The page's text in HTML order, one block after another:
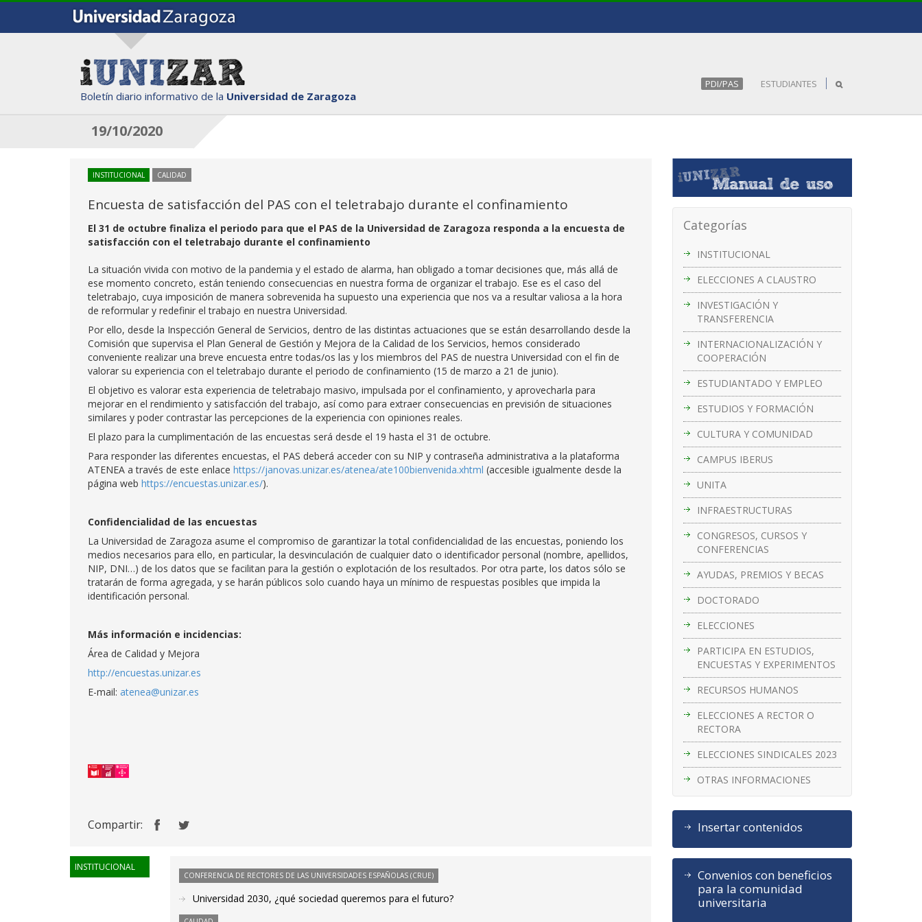
Boletín diario informativo de la Universidad de Zaragoza
PDI/PAS ESTUDIANTES
19/10/2020
Categorías
INSTITUCIONAL
ELECCIONES A CLAUSTRO
INVESTIGACIÓN Y
TRANSFERENCIA
INTERNACIONALIZACIÓN Y
COOPERACIÓN
ESTUDIANTADO Y EMPLEO
ESTUDIOS Y FORMACIÓN
CULTURA Y COMUNIDAD
CAMPUS IBERUS
UNITA
INFRAESTRUCTURAS
CONGRESOS, CURSOS Y
CONFERENCIAS
AYUDAS, PREMIOS Y BECAS
DOCTORADO
ELECCIONES
PARTICIPA EN ESTUDIOS,
ENCUESTAS Y EXPERIMENTOS
RECURSOS HUMANOS
ELECCIONES A RECTOR O
RECTORA
ELECCIONES SINDICALES 2023
OTRAS INFORMACIONES
Insertar contenidos
Convenios con beneficios
para la comunidad
universitaria
INSTITUCIONAL CALIDAD
Encuesta de satisfacción del PAS con el teletrabajo durante el confinamiento
El 31 de octubre finaliza el periodo para que el PAS de la Universidad de Zaragoza responda a la encuesta de
satisfacción con el teletrabajo durante el confinamiento
La situación vivida con motivo de la pandemia y el estado de alarma, han obligado a tomar decisiones que, más allá de
ese momento concreto, están teniendo consecuencias en nuestra forma de organizar el trabajo. Ese es el caso del
teletrabajo, cuya imposición de manera sobrevenida ha supuesto una experiencia que nos va a resultar valiosa a la hora
de reformular y redefinir el trabajo en nuestra Universidad.
Por ello, desde la Inspección General de Servicios, dentro de las distintas actuaciones que se están desarrollando desde la
Comisión que supervisa el Plan General de Gestión y Mejora de la Calidad de los Servicios, hemos considerado
conveniente realizar una breve encuesta entre todas/os las y los miembros del PAS de nuestra Universidad con el fin de
valorar su experiencia con el teletrabajo durante el periodo de confinamiento (15 de marzo a 21 de junio).
El objetivo es valorar esta experiencia de teletrabajo masivo, impulsada por el confinamiento, y aprovecharla para
mejorar en el rendimiento y satisfacción del trabajo, así como para extraer consecuencias en previsión de situaciones
similares y poder contrastar las percepciones de la experiencia con opiniones reales.
El plazo para la cumplimentación de las encuestas será desde el 19 hasta el 31 de octubre.
Para responder las diferentes encuestas, el PAS deberá acceder con su NIP y contraseña administrativa a la plataforma
ATENEA a través de este enlace https://janovas.unizar.es/atenea/ate100bienvenida.xhtml (accesible igualmente desde la
página web https://encuestas.unizar.es/).
Confidencialidad de las encuestas
La Universidad de Zaragoza asume el compromiso de garantizar la total confidencialidad de las encuestas, poniendo los
medios necesarios para ello, en particular, la desvinculación de cualquier dato o identificador personal (nombre, apellidos,
NIP, DNI…) de los datos que se facilitan para la gestión o explotación de los resultados. Por otra parte, los datos sólo se
tratarán de forma agregada, y se harán públicos solo cuando haya un mínimo de respuestas posibles que impida la
identificación personal.
Más información e incidencias:
Área de Calidad y Mejora
http://encuestas.unizar.es
E-mail: atenea@unizar.es
Compartir:
INSTITUCIONAL
CONFERENCIA DE RECTORES DE LAS UNIVERSIDADES ESPAÑOLAS (CRUE)
Universidad 2030, ¿qué sociedad queremos para el futuro?